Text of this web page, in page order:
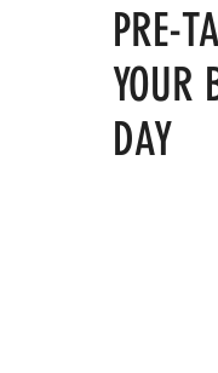
PRE-
YOUR
DAY